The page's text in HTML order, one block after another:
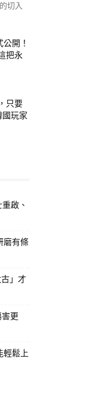
切入
開！
把永
只要
國玩家
啟、
磨有條
」才
更
輕鬆上